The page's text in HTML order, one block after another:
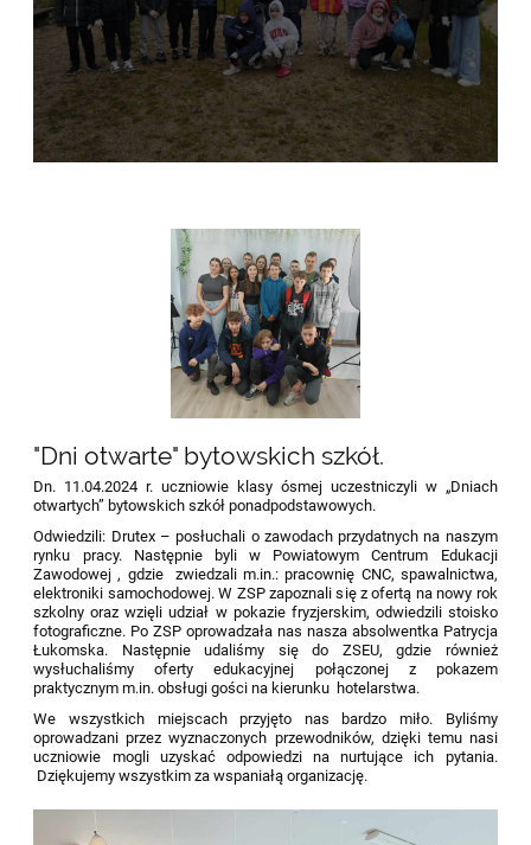
"Dni otwarte" bytowskich szkół.
Dn. 11.04.2024 r. uczniowie klasy ósmej uczestniczyli w „Dniach
otwartych” bytowskich szkół ponadpodstawowych.
Odwiedzili: Drutex – posłuchali o zawodach przydatnych na naszym
rynku pracy. Następnie byli w Powiatowym Centrum Edukacji
Zawodowej , gdzie zwiedzali m.in.: pracownię CNC, spawalnictwa,
elektroniki samochodowej. W ZSP zapoznali się z ofertą na nowy rok
szkolny oraz wzięli udział w pokazie fryzjerskim, odwiedzili stoisko
fotograficzne. Po ZSP oprowadzała nas nasza absolwentka Patrycja
Łukomska. Następnie udaliśmy się do ZSEU, gdzie również
wysłuchaliśmy oferty edukacyjnej połączonej z pokazem
praktycznym m.in. obsługi gości na kierunku hotelarstwa.
We wszystkich miejscach przyjęto nas bardzo miło. Byliśmy
oprowadzani przez wyznaczonych przewodników, dzięki temu nasi
uczniowie mogli uzyskać odpowiedzi na nurtujące ich pytania.
Dziękujemy wszystkim za wspaniałą organizację.